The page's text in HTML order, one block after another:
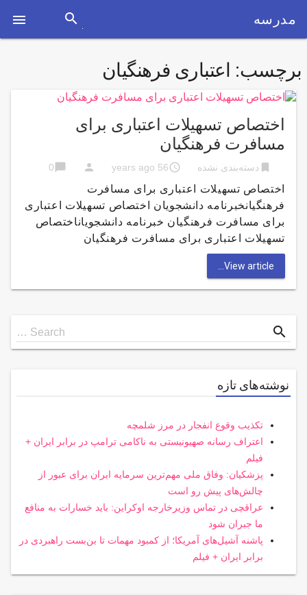
 مدرسه search
برچسب: اعتباری فرهنگیان
اختصاص تسهیلات اعتباری برای
مسافرت فرهنگیان
bookmark دسته‌بندی نشده access_time
56 years ago
person
chat_bubble
0
اختصاص تسهیلات اعتباری برای مسافرت
فرهنگیانخبرنامه دانشجویان اختصاص تسهیلات اعتباری
برای مسافرت فرهنگیان خبرنامه دانشجویاناختصاص
تسهیلات اعتباری برای مسافرت فرهنگیان
View article...
Search
for
Search … search
نوشته‌های تازه
تکذیب وقوع انفجار در مرز شلمچه
اعتراف رسانه صهیونیستی به ناکامی ترامپ در برابر ایران +
فیلم
پزشکیان: وفاق ملی مهم‌ترین سرمایه ایران برای عبور از
چالش‌های پیش رو است
عراقچی در تماس وزیرخارجه اوکراین: باید خسارات به منافع
ما جبران شود
پاشنه آشیل‌های آمریکا؛ از کمبود مهمات تا بن‌بست راهبردی در
برابر ایران + فیلم